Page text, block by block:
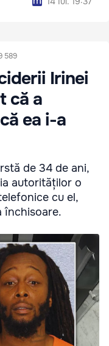
589
Irinei
că a
ea i-a
de 34 de ani,
autorităților o
cu el,
închisoare.